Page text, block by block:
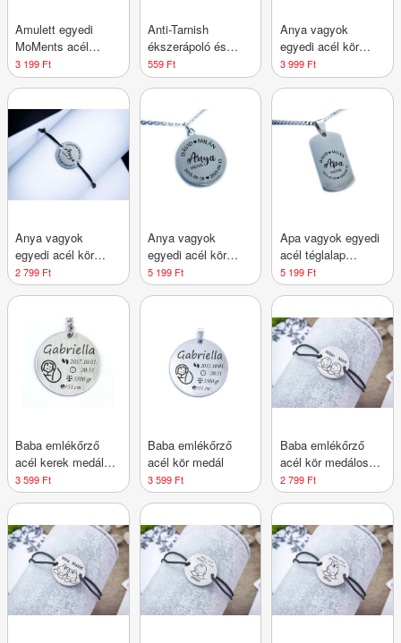
Amulett egyedi
MoMents acél
medál
3 199 Ft
Anti-Tarnish
ékszerápoló és
tisztító velúr kendő
559 Ft
Anya vagyok
egyedi acél kör
medálos karlánc
3 999 Ft
Anya vagyok
egyedi acél kör
medálos microcord
karkötő
2 799 Ft
Anya vagyok
egyedi acél kör
medálos nyaklánc
5 199 Ft
Apa vagyok egyedi
acél téglalap
medálos nyaklánc
5 199 Ft
Baba emlékőrző
acél kerek medálos
kulcstartó
3 599 Ft
Baba emlékőrző
acél kör medál
3 599 Ft
Baba emlékőrző
acél kör medálos
karkötő 2 Fiú
2 799 Ft